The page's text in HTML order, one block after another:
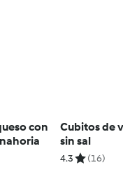
con
Cubitos de
sin sal
4.3 (16)